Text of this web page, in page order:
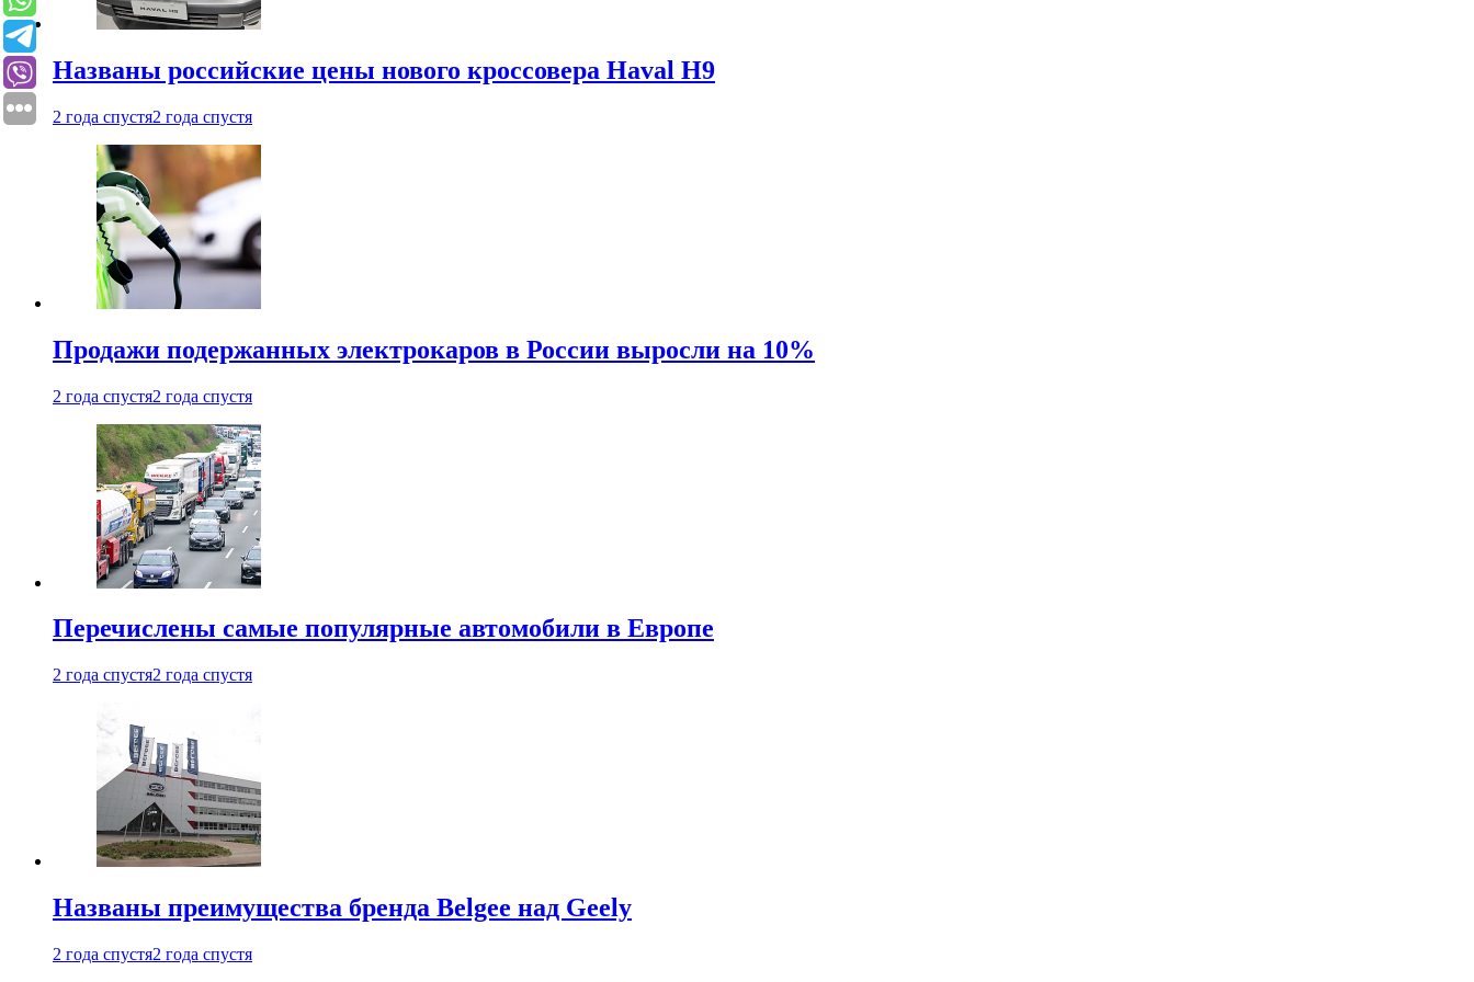
Названы российские цены нового кроссовера Haval H9
2 года спустя2 года спустя
Продажи подержанных электрокаров в России выросли на 10%
2 года спустя2 года спустя
Перечислены самые популярные автомобили в Европе
2 года спустя2 года спустя
Названы преимущества бренда Belgee над Geely
2 года спустя2 года спустя